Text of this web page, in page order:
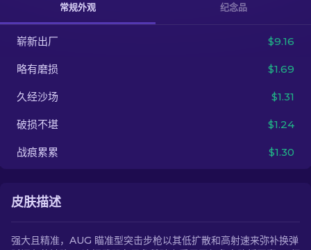
武器箱
其他
常规外观 纪念品
崭新出厂 $9.16
略有磨损 $1.69
久经沙场 $1.31
破损不堪 $1.24
战痕累累 $1.30
皮肤描述
强大且精准，AUG 瞄准型突击步枪以其低扩散和高射速来弥补换弹